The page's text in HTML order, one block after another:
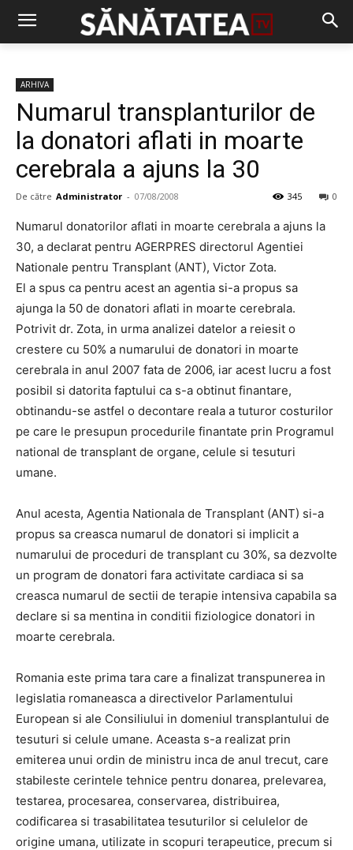
ARHIVA
Numarul transplanturilor de
la donatori aflati in moarte
cerebrala a ajuns la 30
De către Administrator - 07/08/2008 0
345
Numarul donatorilor aflati in moarte cerebrala a ajuns la
30, a declarat pentru AGERPRES directorul Agentiei
Nationale pentru Transplant (ANT), Victor Zota.
El a spus ca pentru acest an agentia si-a propus sa
ajunga la 50 de donatori aflati in moarte cerebrala.
Potrivit dr. Zota, in urma analizei datelor a reiesit o
crestere cu 50% a numarului de donatori in moarte
cerebrala in anul 2007 fata de 2006, iar acest lucru a fost
posibil si datorita faptului ca s-a obtinut finantare,
obtinandu-se astfel o decontare reala a tuturor costurilor
pe care le presupun procedurile finantate prin Programul
national de transplant de organe, celule si tesuturi
umane.
Anul acesta, Agentia Nationala de Transplant (ANT) si-a
propus sa creasca numarul de donatori si implicit a
numarului de proceduri de transplant cu 30%, sa dezvolte
un program de donatori fara activitate cardiaca si sa
creasca numarul de sectii de terapie intensiva capabila sa
declare si sa mentina in conditii fiziologice donatori in
moarte cerebrala.
Romania este prima tara care a finalizat transpunerea in
legislatia romaneasca a directivelor Parlamentului
European si ale Consiliului in domeniul transplantului de
tesuturi si celule umane. Aceasta s-a realizat prin
emiterea unui ordin de ministru inca de anul trecut, care
stabileste cerintele tehnice pentru donarea, prelevarea,
testarea, procesarea, conservarea, distribuirea,
codificarea si trasabilitatea tesuturilor si celulelor de
origine umana, utilizate in scopuri terapeutice, precum si